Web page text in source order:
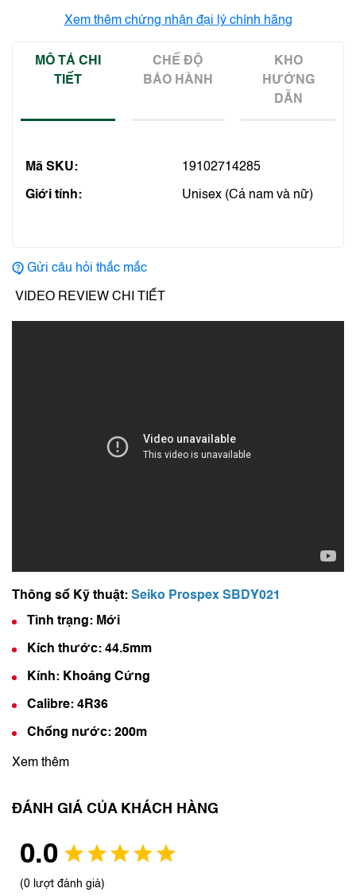
Xem thêm chứng nhận đại lý chính hãng
MÔ TẢ CHI
TIẾT
CHẾ ĐỘ
BẢO HÀNH
KHO
HƯỚNG
DẪN
Mã SKU: 19102714285
Giới tính: Unisex (Cả nam và nữ)
Gửi câu hỏi thắc mắc
VIDEO REVIEW CHI TIẾT
Thông số Kỹ thuật: Seiko Prospex SBDY021
Tình trạng: Mới
Kích thước: 44.5mm
Kính: Khoáng Cứng
Calibre: 4R36
Chống nước: 200m
Xem thêm
ĐÁNH GIÁ CỦA KHÁCH HÀNG
0.0
(0 lượt đánh giá)